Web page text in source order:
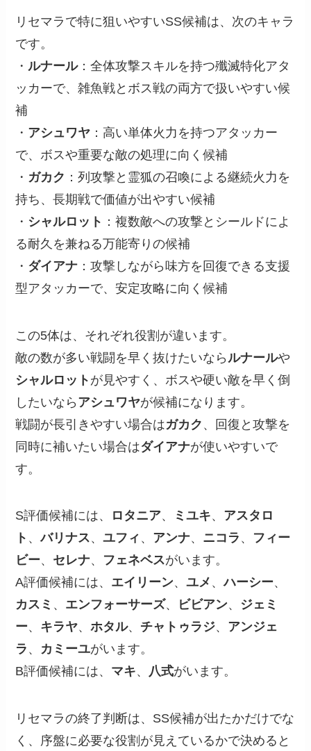
リセマラで特に狙いやすいSS候補は、次のキャラ
です。
・ ルナール：全体攻撃スキルを持つ殲滅特化アタ
ッカーで、雑魚戦とボス戦の両方で扱いやすい候
補
・ アシュワヤ ：高い単体火力を持つアタッカー
で、ボスや重要な敵の処理に向く候補
・ ガカク ：列攻撃と霊狐の召喚による継続火力を
持ち、長期戦で価値が出やすい候補
・ シャルロット ：複数敵への攻撃とシールドによ
る耐久を兼ねる万能寄りの候補
・ ダイアナ ：攻撃しながら味方を回復できる支援
型アタッカーで、安定攻略に向く候補
この5体は、それぞれ役割が違います。
敵の数が多い戦闘を早く抜けたいなら ルナールや
シャルロット が見やすく、ボスや硬い敵を早く倒
したいなら アシュワヤが候補になります。
戦闘が長引きやすい場合はガカク 、回復と攻撃を
同時に補いたい場合はダイアナが使いやすいで
す。
S評価候補には、 ロタニア、 ミユキ、 アスタロ
ト 、バリナス、ユフィ 、 アンナ、 ニコラ 、 フィー
ビー、 セレナ、 フェネベスがいます。
A評価候補には、 エイリーン、ユメ 、ハーシー、
カスミ 、 エンフォーサーズ、 ビビアン、 ジェミ
ー、 キラヤ、ホタル、 チャトゥラジ、 アンジェ
ラ 、 カミーユがいます。
B評価候補には、 マキ、 八式がいます。
リセマラの終了判断は、SS候補が出たかだけでな
く、序盤に必要な役割が見えているかで決めると